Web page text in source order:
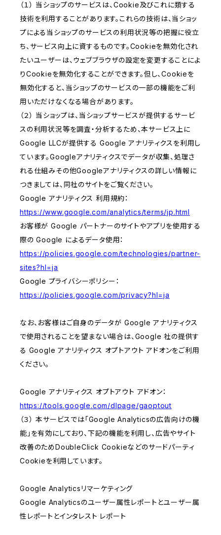
（１） 当ショップのサービスは、Cookie及びこれに類する
技術を利用することがあります。これらの技術は、当ショッ
プによる当ショップのサービスの利用状況等の把握に役立
ち、サービス向上に資するものです。Cookieを無効化され
たいユーザーは、ウェブブラウザの設定を変更することによ
りCookieを無効化することができます。但し、Cookieを
無効化すると、当ショップのサービスの一部の機能をご利
用いただけなくなる場合があります。
（２） 当ショップは、当ショップサービスが提供するサービ
スの利用状況等を調査・分析するため、本サービス上に
Google LLCが提供する Google アナリティクスを利用し
ています。Googleアナリティクスでデータが収集、処理さ
れる仕組みその他Googleアナリティクスの詳しい情報に
つきましては、同社のサイトをご覧ください。
Google アナリティクス 利用規約：
https://www.google.com/analytics/terms/jp.html
お客様が Google パートナーのサイトやアプリを使用する
際の Google によるデータ使用：
https://policies.google.com/technologies/partner-
sites?hl=ja
Google プライバシーポリシー：
https://policies.google.com/privacy?hl=ja
なお、お客様はご自身のデータが Google アナリティクス
で使用されることを望まない場合は、Google 社の提供す
る Google アナリティクス オプトアウト アドオンをご利用
ください。
Google アナリティクス オプトアウト アドオン：
https://tools.google.com/dlpage/gaoptout
（３） 本サービスでは「Google Analyticsの広告向けの機
能」を有効にしており、下記の機能を利用し、広告やサイト
改善のためDoubleClick Cookieなどのサードパーティ
Cookieを利用しています。
Google Analyticsリマーケティング
Google Analyticsのユーザー属性レポートとユーザー属
性レポートとインタレスト レポート